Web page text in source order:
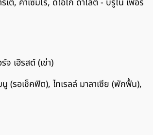
, คาเซมิโร่, ดิโอโก้ ดาโลต์ - บรูโน เฟอร์
เฮิรสต์ (เข่า)
(รอเช็คฟิต), ไทเรลล์ มาลาเซีย (พักฟื้น),